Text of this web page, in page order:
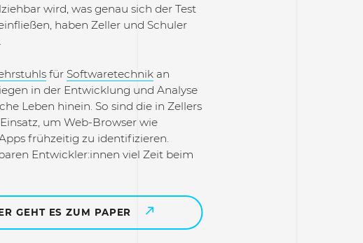
wird, was genau sich der Test
haben Zeller und Schuler
für Softwaretechnikan
in der Entwicklung und Analyse
Leben hinein. So sind die in Zellers
um Web-Browser wie
frühzeitig zu identifizieren.
Entwickler:innen viel Zeit beim
GEHT ES ZUM PAPER